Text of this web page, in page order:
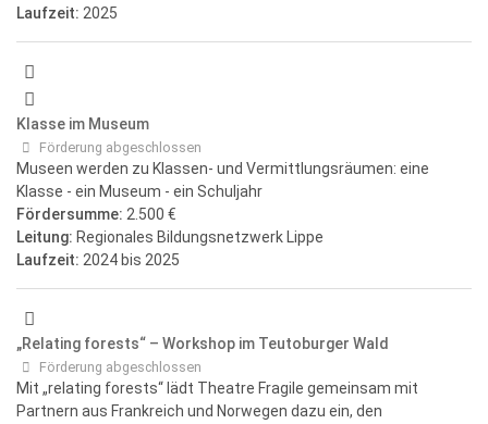
Laufzeit: 2025
Klasse im Museum
Förderung abgeschlossen
Museen werden zu Klassen- und Vermittlungsräumen: eine
Klasse - ein Museum - ein Schuljahr
Fördersumme: 2.500 €
Leitung: Regionales Bildungsnetzwerk Lippe
Laufzeit: 2024 bis 2025
„Relating forests“ – Workshop im Teutoburger Wald
Förderung abgeschlossen
Mit „relating forests“ lädt Theatre Fragile gemeinsam mit
Partnern aus Frankreich und Norwegen dazu ein, den